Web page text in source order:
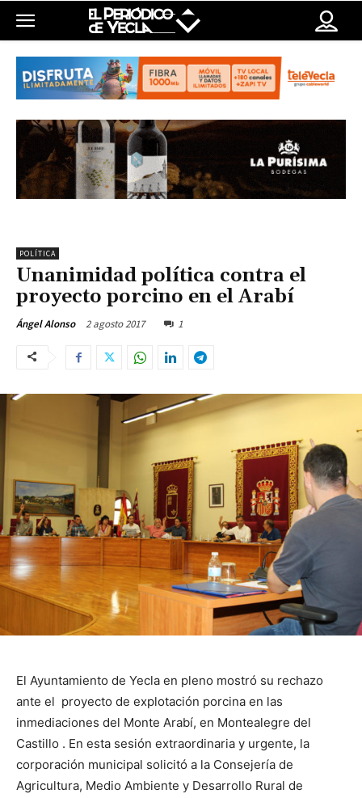
POLÍTICA
Unanimidad política contra el
proyecto porcino en el Arabí
Ángel Alonso 2 agosto 2017 1
El Ayuntamiento de Yecla en pleno mostró su rechazo
ante el proyecto de explotación porcina en las
inmediaciones del Monte Arabí, en Montealegre del
Castillo . En esta sesión extraordinaria y urgente, la
corporación municipal solicitó a la Consejería de
Agricultura, Medio Ambiente y Desarrollo Rural de